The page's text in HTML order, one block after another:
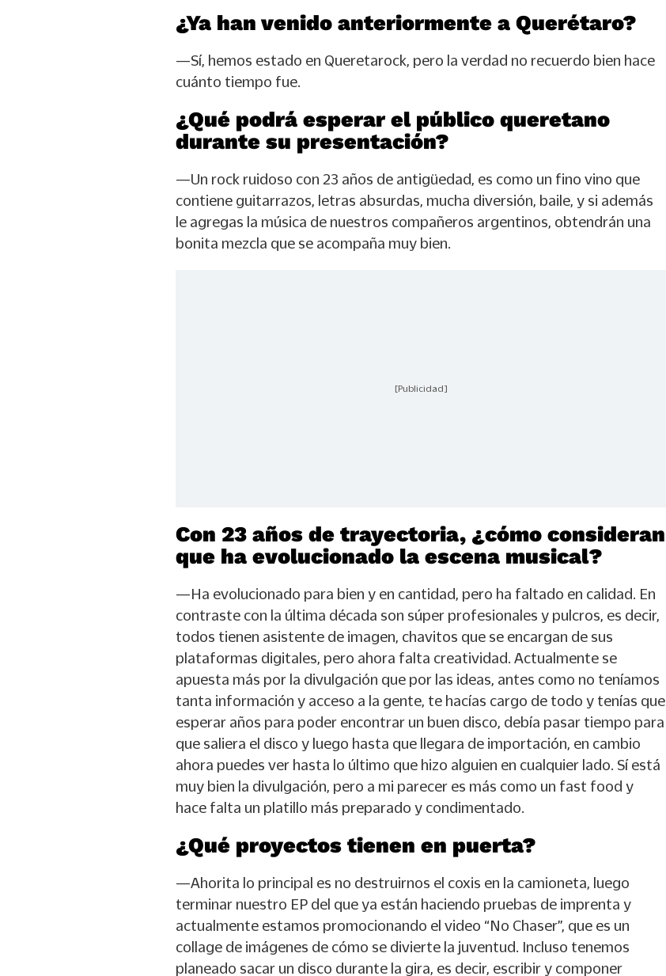
¿Ya han venido anteriormente a Querétaro?
—Sí, hemos estado en Queretarock, pero la verdad no recuerdo bien hace
cuánto tiempo fue.
¿Qué podrá esperar el público queretano
durante su presentación?
—Un rock ruidoso con 23 años de antigüedad, es como un fino vino que
contiene guitarrazos, letras absurdas, mucha diversión, baile, y si además
le agregas la música de nuestros compañeros argentinos, obtendrán una
bonita mezcla que se acompaña muy bien.
[Publicidad]
Con 23 años de trayectoria, ¿cómo consideran
que ha evolucionado la escena musical?
—Ha evolucionado para bien y en cantidad, pero ha faltado en calidad. En
contraste con la última década son súper profesionales y pulcros, es decir,
todos tienen asistente de imagen, chavitos que se encargan de sus
plataformas digitales, pero ahora falta creatividad. Actualmente se
apuesta más por la divulgación que por las ideas, antes como no teníamos
tanta información y acceso a la gente, te hacías cargo de todo y tenías que
esperar años para poder encontrar un buen disco, debía pasar tiempo para
que saliera el disco y luego hasta que llegara de importación, en cambio
ahora puedes ver hasta lo último que hizo alguien en cualquier lado. Sí está
muy bien la divulgación, pero a mi parecer es más como un fast food y
hace falta un platillo más preparado y condimentado.
¿Qué proyectos tienen en puerta?
—Ahorita lo principal es no destruirnos el coxis en la camioneta, luego
terminar nuestro EP del que ya están haciendo pruebas de imprenta y
actualmente estamos promocionando el video “No Chaser”, que es un
collage de imágenes de cómo se divierte la juventud. Incluso tenemos
planeado sacar un disco durante la gira, es decir, escribir y componer